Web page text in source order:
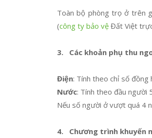
Toàn bộ phòng trọ ở trên
(công ty bảo vệ Đất Việt
3. Các khoản phụ thu
Điện: Tính theo chỉ số
Nước: Tính theo đầu người
Nếu số người ở vượt quá 4
4. Chương trình khuyến